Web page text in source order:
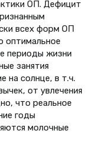
ОП. Дефицит
всех форм ОП
оптимальное
периоды жизни
занятия
на солнце, в т.ч.
от увлечения
что реальное
годы
молочные